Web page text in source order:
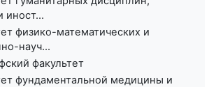
иност...
физико-математических и
науч...
факультет
фундаментальной медицины и